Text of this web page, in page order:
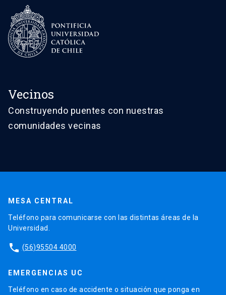
Vecinos
Construyendo puentes con nuestras
comunidades vecinas
MESA CENTRAL
Teléfono para comunicarse con las distintas áreas de la
Universidad.
phone (56)95504 4000
EMERGENCIAS UC
Teléfono en caso de accidente o situación que ponga en